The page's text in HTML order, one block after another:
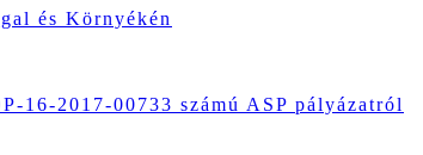
és Környékén
16-2017-00733 számú ASP pályázatról